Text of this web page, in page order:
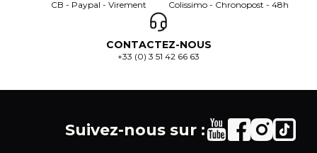
CB - Paypal - Virement Colissimo - Chronopost - 48h
CONTACTEZ-NOUS
+33 (0) 3 51 42 66 63
Suivez-nous sur :